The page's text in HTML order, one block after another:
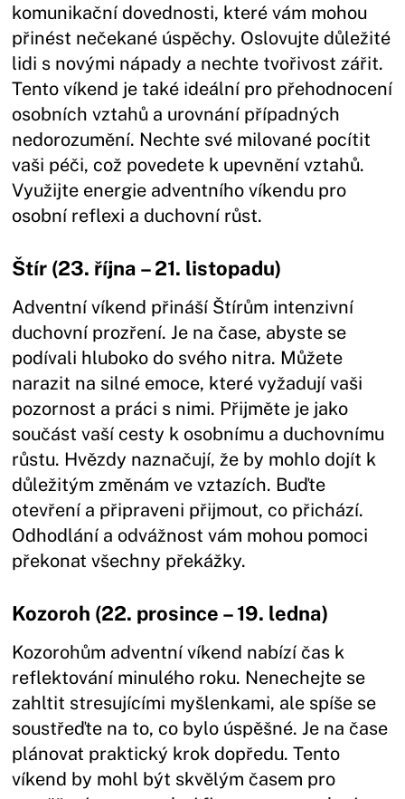
komunikační dovednosti, které vám mohou
přinést nečekané úspěchy. Oslovujte důležité
lidi s novými nápady a nechte tvořivost zářit.
Tento víkend je také ideální pro přehodnocení
osobních vztahů a urovnání případných
nedorozumění. Nechte své milované pocítit
vaši péči, což povedete k upevnění vztahů.
Využijte energie adventního víkendu pro
osobní reflexi a duchovní růst.
Štír (23. října – 21. listopadu)
Adventní víkend přináší Štírům intenzivní
duchovní prozření. Je na čase, abyste se
podívali hluboko do svého nitra. Můžete
narazit na silné emoce, které vyžadují vaši
pozornost a práci s nimi. Přijměte je jako
součást vaší cesty k osobnímu a duchovnímu
růstu. Hvězdy naznačují, že by mohlo dojít k
důležitým změnám ve vztazích. Buďte
otevření a připraveni přijmout, co přichází.
Odhodlání a odvážnost vám mohou pomoci
překonat všechny překážky.
Kozoroh (22. prosince – 19. ledna)
Kozorohům adventní víkend nabízí čas k
reflektování minulého roku. Nenechejte se
zahltit stresujícími myšlenkami, ale spíše se
soustřeďte na to, co bylo úspěšné. Je na čase
plánovat praktický krok dopředu. Tento
víkend by mohl být skvělým časem pro